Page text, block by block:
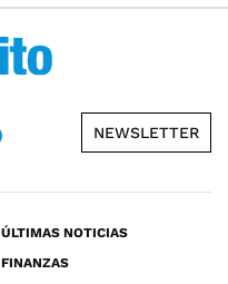
NEWSLETTER
ÚLTIMAS NOTICIAS
FINANZAS